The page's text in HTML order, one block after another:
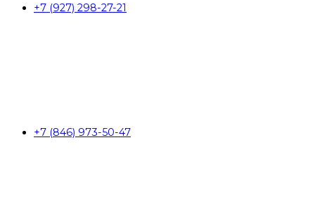
+7 (927) 298-27-21
+7 (846) 973-50-47